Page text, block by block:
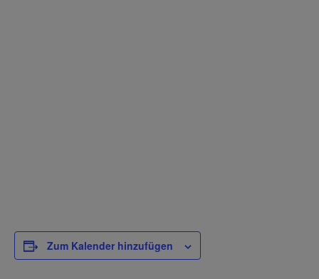
Zum Kalender hinzufügen